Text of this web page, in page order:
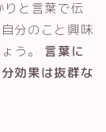
と言葉で伝
分のこと興味
う。 言葉に
効果は抜群な